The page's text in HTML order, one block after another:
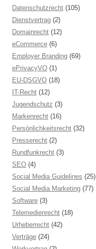
Datenschutzrecht (105)
Dienstvertrag (2)
Domainrecht (12)
eCommerce (6)
Employer Branding (69)
ePrivacyVO (1)
EU-DSGVO (18)
IT-Recht (12)
Jugendschutz (3)
Markenrecht (16)
Persönlichkeitsrecht (32)
Presserecht (2)
Rundfunkrecht (3)
SEO (4)
Social Media Guidelines (25)
Social Media Marketing (77)
Software (3)
Telemedienrecht (18)
Urheberrecht (42)
Verträge (24)